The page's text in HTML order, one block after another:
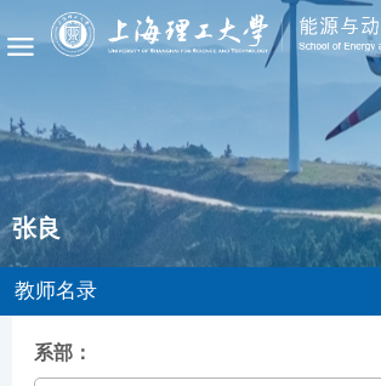
张良
教师名录
系部：